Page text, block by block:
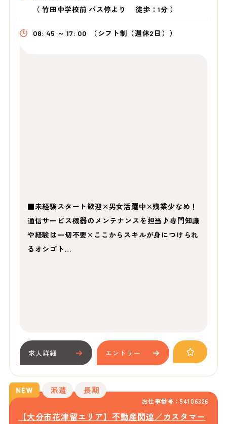
（竹田中学校前 バス停より徒歩：1分 ）
08: 45 ～ 17: 00 （シフト制（週休2日））
■未経験スタート歓迎×男女活躍中×残業少なめ！
通信サービス機器のメンテナンスを担当♪専門知識
や経験は一切不要×ここからスキルが身につけられ
るオシゴト…
求人詳細 エントリー
お仕事番号：54106326
派遣 長期
【大分市花津留エリア】不動産関連／カスタマー